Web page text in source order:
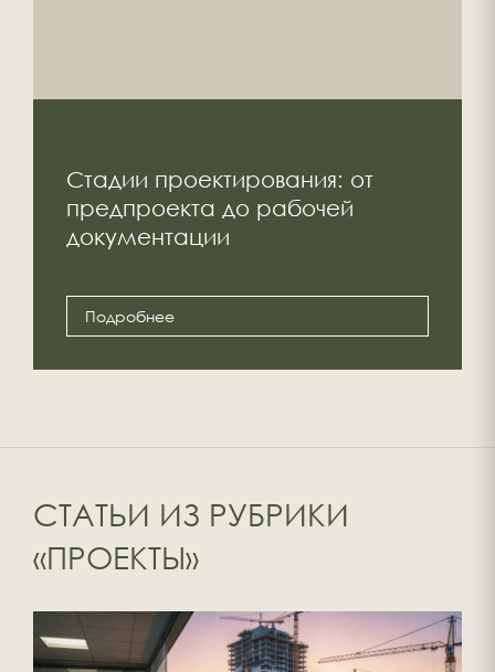
Стадии проектирования: от
предпроекта до рабочей
документации
Подробнее
СТАТЬИ ИЗ РУБРИКИ
«ПРОЕКТЫ»